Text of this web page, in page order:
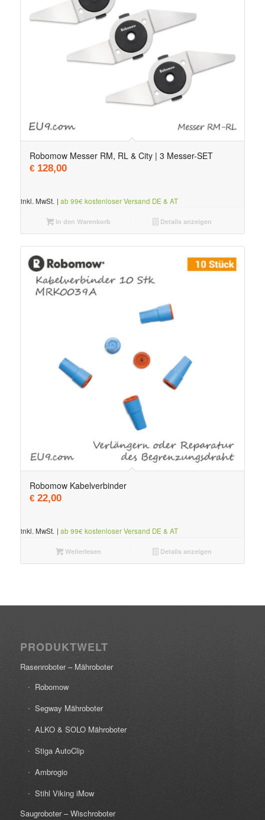
Robomow Messer RM, RL & City | 3 Messer-SET
€128,00
inkl. MwSt. | ab 99€ kostenloser Versand DE & AT
In den Warenkorb Details anzeigen
Robomow Kabelverbinder
€22,00
inkl. MwSt. | ab 99€ kostenloser Versand DE & AT
Weiterlesen Details anzeigen
PRODUKTWELT
Rasenroboter – Mähroboter
Robomow
Segway Mähroboter
ALKO & SOLO Mähroboter
Stiga AutoClip
Ambrogio
Stihl Viking iMow
Saugroboter – Wischroboter